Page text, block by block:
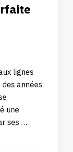
lignes
années
une
ses …